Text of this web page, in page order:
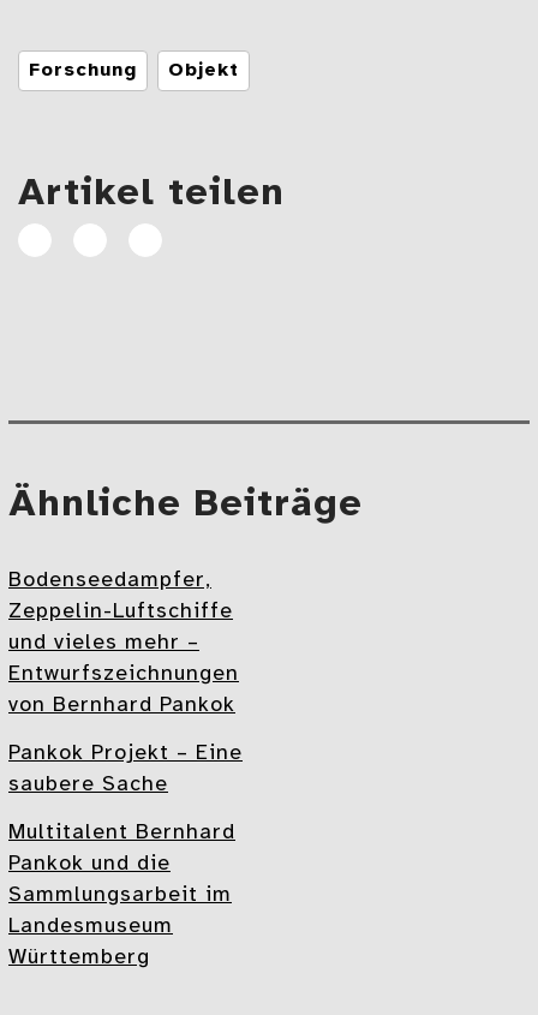
Tags
Forschung Objekt
Artikel teilen
ArtikelArtikelE-
Mehr
Ähnliche Beiträge
Bodenseedampfer,
Zeppelin-Luftschiffe
und vieles mehr –
Entwurfszeichnungen
von Bernhard Pankok
Pankok Projekt – Eine
saubere Sache
Multitalent Bernhard
Pankok und die
Sammlungsarbeit im
Landesmuseum
Württemberg